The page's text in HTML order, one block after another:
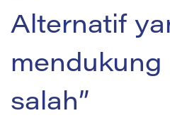
Alternatif
mendukung
salah”